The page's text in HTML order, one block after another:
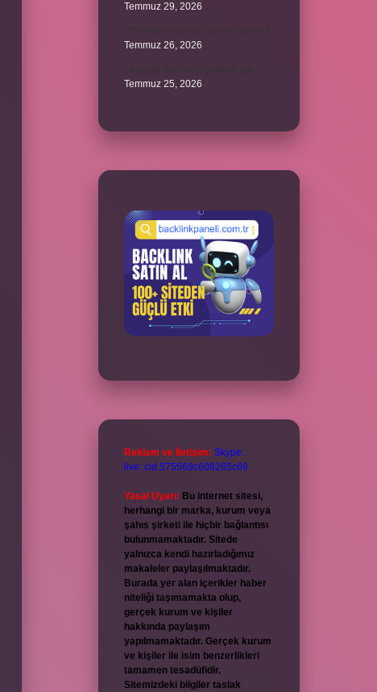
Temmuz 29, 2026
Temmuz 26, 2026
Temmuz 25, 2026
Reklam ve İletişim: Skype:
live:.cid.575569c608265c69
Yasal Uyarı: Bu internet sitesi,
herhangi bir marka, kurum veya
şahıs şirketi ile hiçbir bağlantısı
bulunmamaktadır. Sitede
yalnızca kendi hazırladığımız
makaleler paylaşılmaktadır.
Burada yer alan içerikler haber
niteliği taşımamakta olup,
gerçek kurum ve kişiler
hakkında paylaşım
yapılmamaktadır. Gerçek kurum
ve kişiler ile isim benzerlikleri
tamamen tesadüfidir.
Sitemizdeki bilgiler taslak